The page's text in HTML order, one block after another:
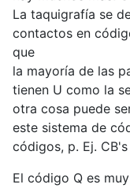
La taquigrafía se
contactos en
que
la mayoría de las
tienen U como la
otra cosa puede
este sistema de
códigos, p. Ej.
El código Q es